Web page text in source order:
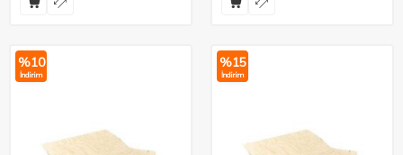
%10
İndirim
%15
İndirim